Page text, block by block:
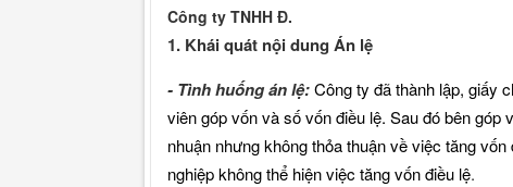
Công ty TNHH Đ.
1. Khái quát nội dung Án lệ
- Tình huống án lệ:Công ty đã thành lập, giấy
viên góp vốn và số vốn điều lệ. Sau đó bên
nhuận nhưng không thỏa thuận về việc tăng
nghiệp không thể hiện việc tăng vốn điều lệ.